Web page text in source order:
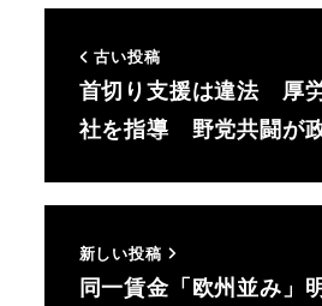
古い投稿
首切り支援は違法 厚
社を指導 野党共闘が
新しい投稿
同一賃金「欧州並み」